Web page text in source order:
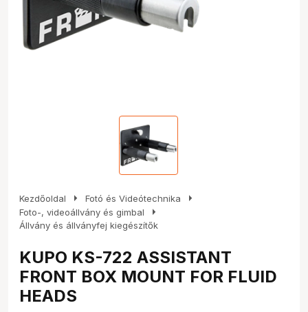
Kezdőoldal arrow_right Fotó és Videótechnika arrow_right
Foto-, videoállvány és gimbal arrow_right
Állvány és állványfej kiegészítők
KUPO KS-722 ASSISTANT
FRONT BOX MOUNT FOR FLUID
HEADS